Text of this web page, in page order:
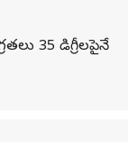
35 డిగ్రీలపైనే